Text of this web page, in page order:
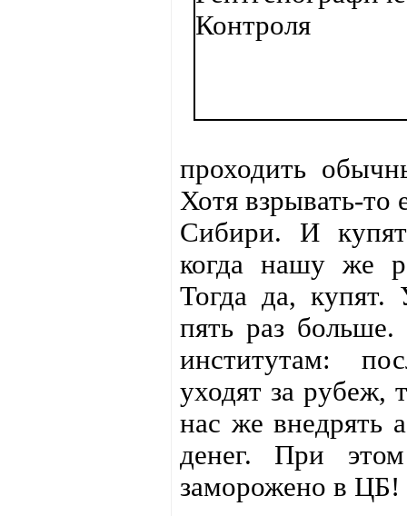
проходить
Хотя взрывать-то
Сибири. И купят
когда нашу же
Тогда да, купят.
пять раз больше.
институтам:
уходят за рубеж,
нас же внедрять
денег. При
заморожено в ЦБ!